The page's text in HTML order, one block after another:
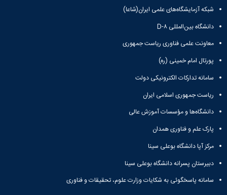
شبکه آزمایشگاه‌های علمی ایران(شاعا)
دانشگاه بین‌المللی D-۸
معاونت علمی فناوری ریاست جمهوری
پورتال امام خمینی (ره)
سامانه تدارکات الکترونیکی دولت
ریاست جمهوری اسلامی ایران
دانشگاه‌ها و مؤسسات آموزش عالی
پارک علم و فناوری همدان
مرکز آپا دانشگاه بوعلی سینا
دبیرستان پسرانه دانشگاه بوعلی سینا
سامانه پاسخگوئی به شکایات وزارت علوم، تحقیقات و فناوری